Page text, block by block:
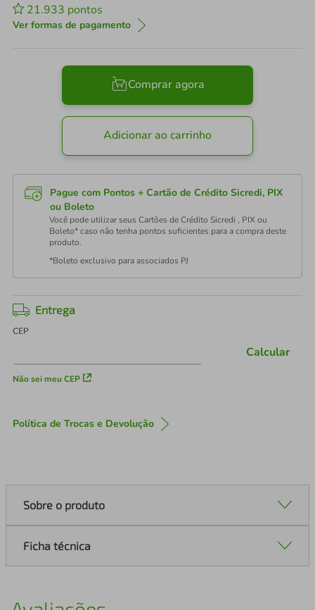
21.933 pontos
Ver formas de pagamento
Comprar agora
Adicionar ao carrinho
Pague com Pontos + Cartão de Crédito Sicredi, PIX
ou Boleto
Você pode utilizar seus Cartões de Crédito Sicredi , PIX ou
Boleto* caso não tenha pontos suficientes para a compra deste
produto.
*Boleto exclusivo para associados PJ
Entrega
CEP
Não sei meu CEP
Calcular
Política de Trocas e Devolução
Sobre o produto
Ficha técnica